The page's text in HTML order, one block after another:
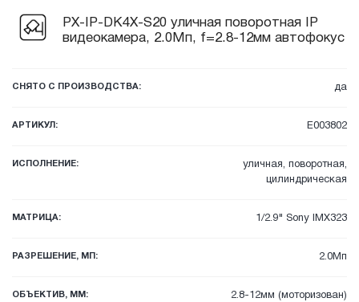
PX-IP-DK4X-S20 уличная поворотная IP
видеокамера, 2.0Мп, f=2.8-12мм автофокус
СНЯТО С ПРОИЗВОДСТВА: да
АРТИКУЛ: E003802
ИСПОЛНЕНИЕ:
уличная, поворотная,
цилиндрическая
МАТРИЦА: 1/2.9" Sony IMX323
РАЗРЕШЕНИЕ, МП: 2.0Мп
ОБЪЕКТИВ, ММ: 2.8-12мм (моторизован)